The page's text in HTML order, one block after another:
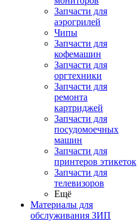
Запчасти для
аэрогрилей
Чипы
Запчасти для
кофемашин
Запчасти для
оргтехники
Запчасти для
ремонта
картриджей
Запчасти для
посудомоечных
машин
Запчасти для
принтеров этикеток
Запчасти для
телевизоров
Ещё
Материалы для
обслуживания ЗИП